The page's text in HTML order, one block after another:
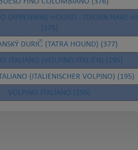
(APPENNINE HOUND - ITALIAN HARE-
(375)
DURIČ (TATRA HOUND) (377)
ITALIANO (VOLPINO ITALIEN) (195)
(ITALIENISCHER VOLPINO) (195)
VOLPINO ITALIANO (195)